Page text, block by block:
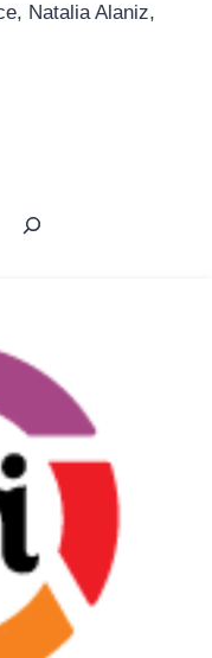
Natalia Alaniz,